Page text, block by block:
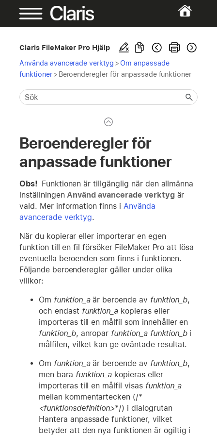
Claris FileMaker Pro Hjälp
Använda avancerade verktyg > Om anpassade
funktioner> Beroenderegler för anpassade funktioner
Beroenderegler för
anpassade funktioner
Obs! Funktionen är tillgänglig när den allmänna
inställningenAnvänd avancerade verktygär
vald. Mer information finns i Använda
avancerade verktyg.
När du kopierar eller importerar en egen
funktion till en fil försöker FileMaker Pro att lösa
eventuella beroenden som finns i funktionen.
Följande beroenderegler gäller under olika
villkor:
Om funktion_aär beroende av funktion_b,
och endast funktion_a kopieras eller
importeras till en målfil som innehåller en
funktion_b, anropar funktion_a funktion_bi
målfilen, vilket kan ge oväntade resultat.
Om funktion_aär beroende av funktion_b,
men bara funktion_a kopieras eller
importeras till en målfil visas funktion_a
mellan kommentartecken (/*
<funktionsdefinition>*/) i dialogrutan
Hantera anpassade funktioner, vilket
betyder att den nya funktionen är ogiltig i